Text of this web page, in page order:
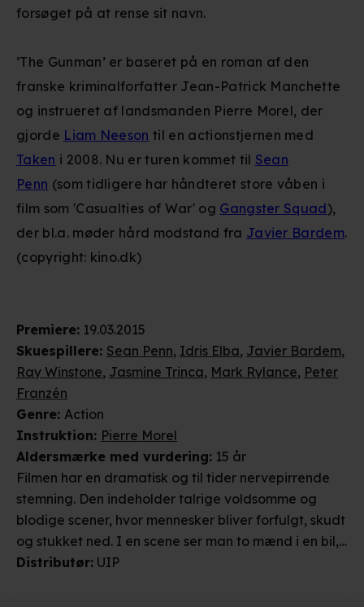
Premiere: 19.03.2015
Skuespillere: Sean Penn, Idris Elba, Javier Bardem,
Ray Winstone, Jasmine Trinca, Mark Rylance, Peter
Franzén
Genre: Action
Instruktion: Pierre Morel
Aldersmærke med vurdering: 15 år
Filmen har en dramatisk og til tider nervepirrende
stemning. Den indeholder talrige voldsomme og
blodige scener, hvor mennesker bliver forfulgt, skudt
og stukket ned. I en scene ser man to mænd i en bil,
der bliver ramt af et projektil. Her følger man
Distributør: UIP
forsøget på at rense sit navn.
’The Gunman’ er baseret på en roman af den
franske kriminalforfatter Jean-Patrick Manchette
og instrueret af landsmanden Pierre Morel, der
gjorde Liam Neeson til en actionstjernen med
Taken i 2008. Nu er turen kommet til Sean
Penn (som tidligere har håndteret store våben i
film som 'Casualties of War' og Gangster Squad),
der bl.a. møder hård modstand fra Javier Bardem.
(copyright: kino.dk)